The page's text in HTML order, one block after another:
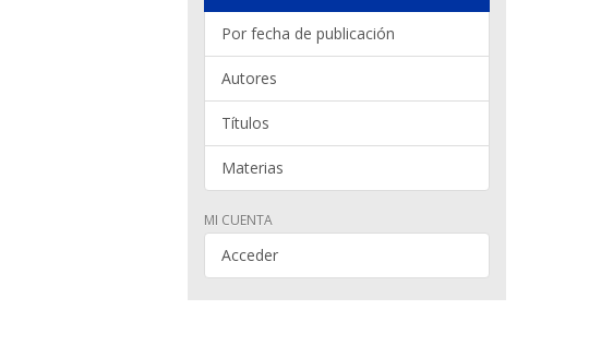
Por fecha de publicación
Autores
Títulos
Materias
MI CUENTA
Acceder